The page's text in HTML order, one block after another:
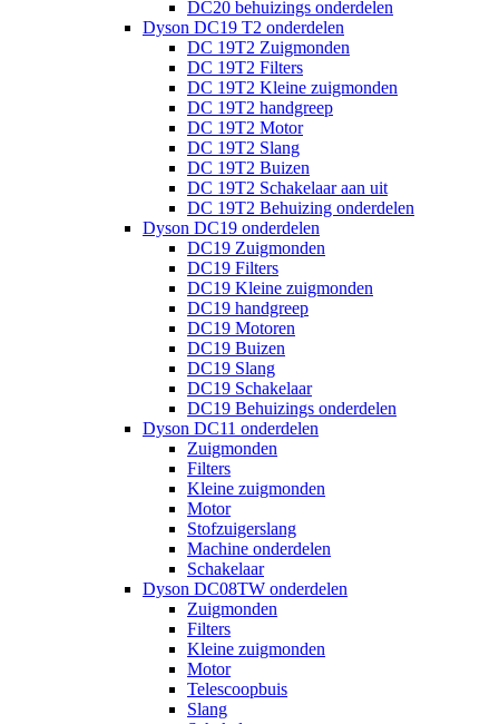
DC20 behuizings onderdelen
Dyson DC19 T2 onderdelen
DC 19T2 Zuigmonden
DC 19T2 Filters
DC 19T2 Kleine zuigmonden
DC 19T2 handgreep
DC 19T2 Motor
DC 19T2 Slang
DC 19T2 Buizen
DC 19T2 Schakelaar aan uit
DC 19T2 Behuizing onderdelen
Dyson DC19 onderdelen
DC19 Zuigmonden
DC19 Filters
DC19 Kleine zuigmonden
DC19 handgreep
DC19 Motoren
DC19 Buizen
DC19 Slang
DC19 Schakelaar
DC19 Behuizings onderdelen
Dyson DC11 onderdelen
Zuigmonden
Filters
Kleine zuigmonden
Motor
Stofzuigerslang
Machine onderdelen
Schakelaar
Dyson DC08TW onderdelen
Zuigmonden
Filters
Kleine zuigmonden
Motor
Telescoopbuis
Slang